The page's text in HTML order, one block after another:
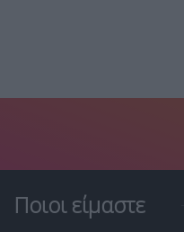
Ποιοι είμαστε